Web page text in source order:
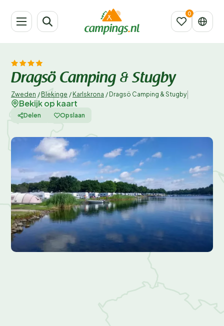
Dragsö Camping & Stugby
Zweden / Blekinge / Karlskrona / Dragsö Camping & Stugby|
Bekijk op kaart
Delen Opslaan